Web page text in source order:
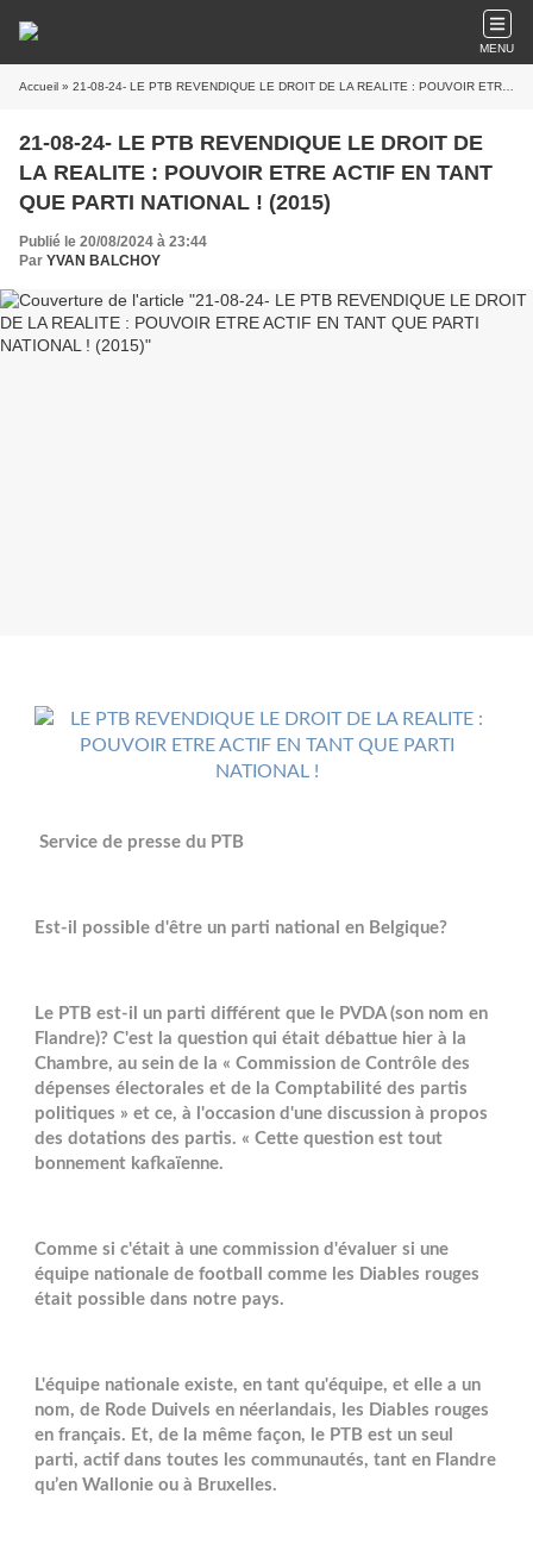
MENU
Accueil » 21-08-24- LE PTB REVENDIQUE LE DROIT DE LA REALITE : POUVOIR ETRE ACTIF EN TANT QUE PARTI NATIONAL ! (2015)
21-08-24- LE PTB REVENDIQUE LE DROIT DE
LA REALITE : POUVOIR ETRE ACTIF EN TANT
QUE PARTI NATIONAL ! (2015)
Publié le 20/08/2024 à 23:44
Par YVAN BALCHOY
Service de presse du PTB
Est-il possible d'être un parti national en Belgique?
Le PTB est-il un parti différent que le PVDA (son nom en
Flandre)? C'est la question qui était débattue hier à la
Chambre, au sein de la « Commission de Contrôle des
dépenses électorales et de la Comptabilité des partis
politiques » et ce, à l'occasion d'une discussion à propos
des dotations des partis. « Cette question est tout
bonnement kafkaïenne.
Comme si c'était à une commission d'évaluer si une
équipe nationale de football comme les Diables rouges
était possible dans notre pays.
L'équipe nationale existe, en tant qu'équipe, et elle a un
nom, de Rode Duivels en néerlandais, les Diables rouges
en français. Et, de la même façon, le PTB est un seul
parti, actif dans toutes les communautés, tant en Flandre
qu’en Wallonie ou à Bruxelles.